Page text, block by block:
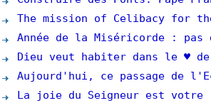
The mission of Celibacy for
Année de la Miséricorde :
Dieu veut habiter dans le ♥
Aujourd'hui, ce passage de
La joie du Seigneur est votre